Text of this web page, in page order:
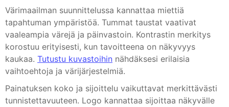
Värimaailman suunnittelussa kannattaa miettiä
tapahtuman ympäristöä. Tummat taustat vaativat
vaaleampia värejä ja päinvastoin. Kontrastin merkitys
korostuu erityisesti, kun tavoitteena on näkyvyys
kaukaa. Tutustu kuvastoihin nähdäksesi erilaisia
vaihtoehtoja ja värijärjestelmiä.
Painatuksen koko ja sijoittelu vaikuttavat merkittävästi
tunnistettavuuteen. Logo kannattaa sijoittaa näkyvälle